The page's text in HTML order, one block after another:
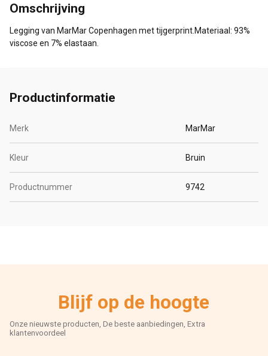
Omschrijving
Legging van MarMar Copenhagen met tijgerprint.Materiaal: 93%
viscose en 7% elastaan.
Productinformatie
Merk MarMar
Kleur Bruin
Productnummer 9742
Blijf op de hoogte
Onze nieuwste producten, De beste aanbiedingen, Extra
klantenvoordeel